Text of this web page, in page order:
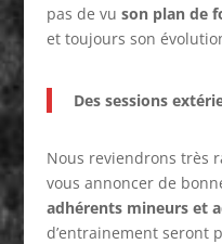
pas de vu son plan de
et toujours son
Des sessions
Nous reviendrons très
vous annoncer de
adhérents mineurs et
d’entrainement seront